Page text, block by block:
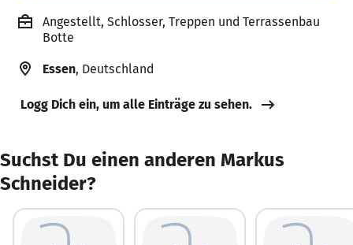
Angestellt, Schlosser, Treppen und Terrassenbau
Botte
Essen, Deutschland
Logg Dich ein, um alle Einträge zu sehen.
Suchst Du einen anderen Markus
Schneider?